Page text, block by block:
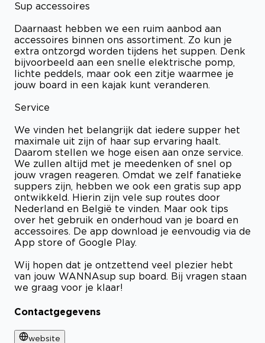
Sup accessoires
Daarnaast hebben we een ruim aanbod aan
accessoires binnen ons assortiment. Zo kun je
extra ontzorgd worden tijdens het suppen. Denk
bijvoorbeeld aan een snelle elektrische pomp,
lichte peddels, maar ook een zitje waarmee je
jouw board in een kajak kunt veranderen.
Service
We vinden het belangrijk dat iedere supper het
maximale uit zijn of haar sup ervaring haalt.
Daarom stellen we hoge eisen aan onze service.
We zullen altijd met je meedenken of snel op
jouw vragen reageren. Omdat we zelf fanatieke
suppers zijn, hebben we ook een gratis sup app
ontwikkeld. Hierin zijn vele sup routes door
Nederland en België te vinden. Maar ook tips
over het gebruik en onderhoud van je board en
accessoires. De app download je eenvoudig via de
App store of Google Play.
Wij hopen dat je ontzettend veel plezier hebt
van jouw WANNAsup sup board. Bij vragen staan
we graag voor je klaar!
Contactgegevens
website